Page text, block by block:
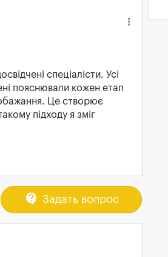
спеціалісти. Усі
пояснювали кожен етап
Це створює
підходу я зміг
contact_support Задать вопрос